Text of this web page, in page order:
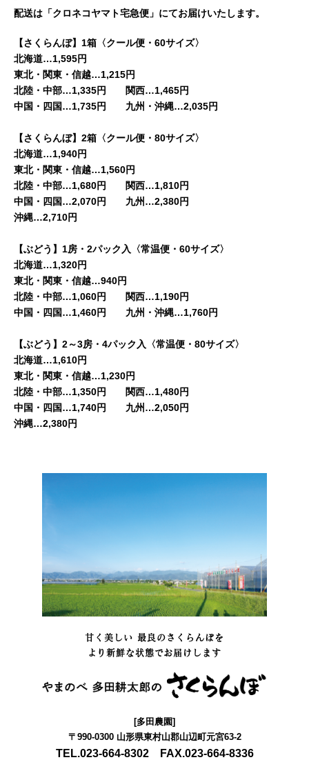
配送は「クロネコヤマト宅急便」にてお届けいたします。
【さくらんぼ】1箱〈クール便・60サイズ〉
北海道…1,595円
東北・関東・信越…1,215円
北陸・中部…1,335円 関西…1,465円
中国・四国…1,735円 九州・沖縄…2,035円
【さくらんぼ】2箱〈クール便・80サイズ〉
北海道…1,940円
東北・関東・信越…1,560円
北陸・中部…1,680円 関西…1,810円
中国・四国…2,070円 九州…2,380円
沖縄…2,710円
【ぶどう】1房・2パック入〈常温便・60サイズ〉
北海道…1,320円
東北・関東・信越…940円
北陸・中部…1,060円 関西…1,190円
中国・四国…1,460円 九州・沖縄…1,760円
【ぶどう】2～3房・4パック入〈常温便・80サイズ〉
北海道…1,610円
東北・関東・信越…1,230円
北陸・中部…1,350円 関西…1,480円
中国・四国…1,740円 九州…2,050円
沖縄…2,380円
甘く美しい 最良のさくらんぼを
より新鮮な状態でお届けします
[多田農園]
〒990-0300 山形県東村山郡山辺町元宮63-2
TEL.023-664-8302 FAX.023-664-8336